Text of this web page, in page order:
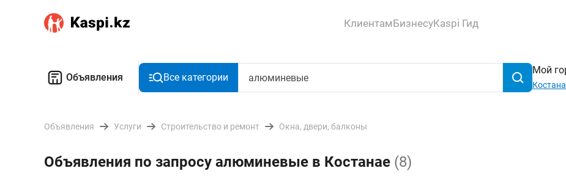
КлиентамБизнесуKaspi Гид
Объявления Все категории
Мой
Объявления Услуги Строительство и ремонт Окна, двери, балконы
Объявления по запросу алюминевые в Костанае (8)